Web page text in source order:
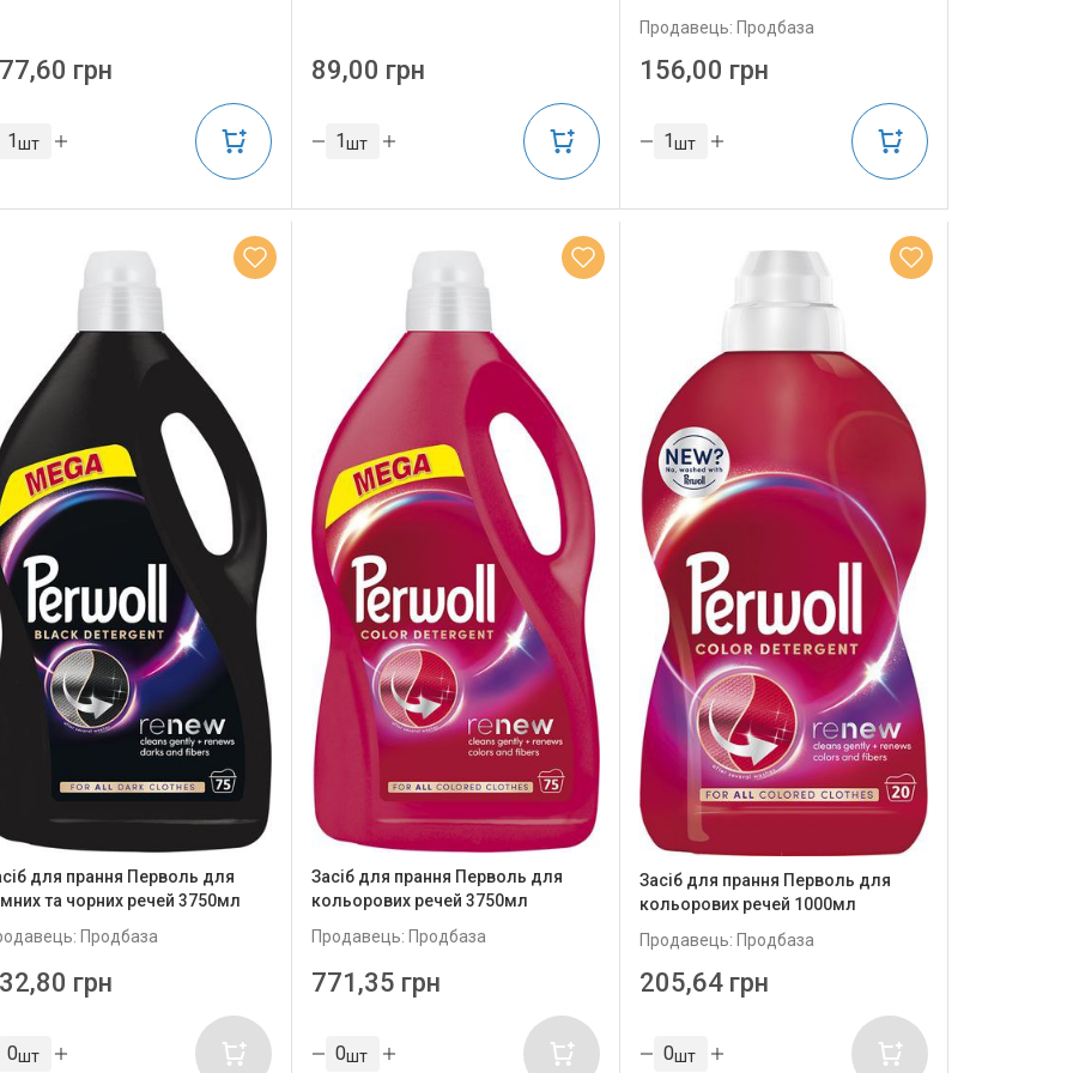
грн
шт
89,00 грн
шт
Продавець: Продбаза
156,00 грн
шт
для прання Перволь для
та чорних речей 3750мл
Продбаза
грн
шт
Засіб для прання Перволь для
кольорових речей 3750мл
Продавець: Продбаза
771,35 грн
шт
Засіб для прання Перволь для
кольорових речей 1000мл
Продавець: Продбаза
205,64 грн
шт